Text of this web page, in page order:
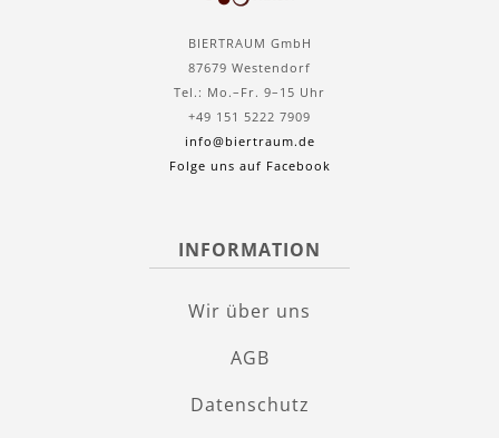
BIERTRAUM GmbH
87679 Westendorf
Tel.: Mo.–Fr. 9–15 Uhr
+49 151 5222 7909
info@biertraum.de
Folge uns auf Facebook
INFORMATION
Wir über uns
AGB
Datenschutz